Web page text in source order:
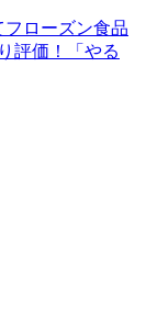
フローズン食品
評価！「やる